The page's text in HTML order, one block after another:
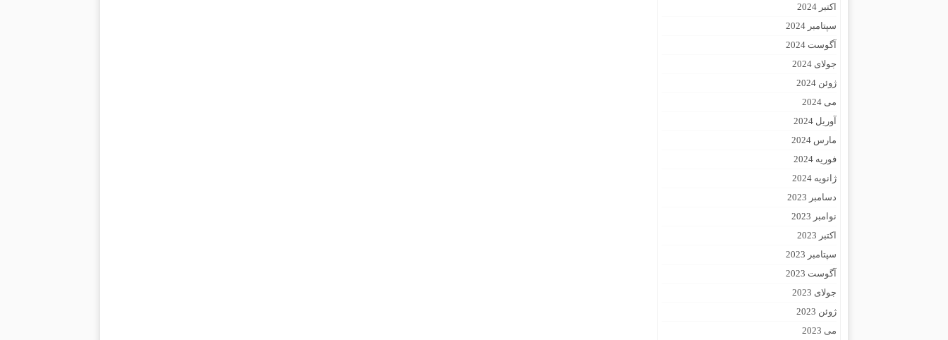
اکتبر 2024
سپتامبر 2024
آگوست 2024
جولای 2024
ژوئن 2024
می 2024
آوریل 2024
مارس 2024
فوریه 2024
ژانویه 2024
دسامبر 2023
نوامبر 2023
اکتبر 2023
سپتامبر 2023
آگوست 2023
جولای 2023
ژوئن 2023
می 2023